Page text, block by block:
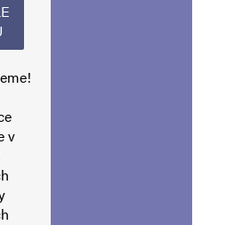
v